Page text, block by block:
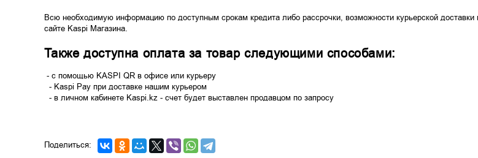
Всю необходимую информацию по доступным срокам кредита либо рассрочки, возможности курьерской
сайте Kaspi Магазина.
Также доступна оплата за товар следующими способами:
- с помощью KASPI QR в офисе или курьеру
- Kaspi Pay при доставке нашим курьером
- в личном кабинете Kaspi.kz - счет будет выставлен продавцом по запросу
Поделиться: